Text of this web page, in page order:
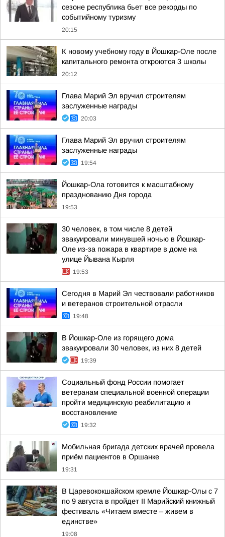
сезоне республика бьет все рекорды по
событийному туризму
20:15
К новому учебному году в Йошкар-Оле после
капитального ремонта откроются 3 школы
20:12
Глава Марий Эл вручил строителям
заслуженные награды
20:03
Глава Марий Эл вручил строителям
заслуженные награды
19:54
Йошкар-Ола готовится к масштабному
празднованию Дня города
19:53
30 человек, в том числе 8 детей
эвакуировали минувшей ночью в Йошкар-
Оле из-за пожара в квартире в доме на
улице Йывана Кырля
19:53
Сегодня в Марий Эл чествовали работников
и ветеранов строительной отрасли
19:48
В Йошкар-Оле из горящего дома
эвакуировали 30 человек, из них 8 детей
19:39
Социальный фонд России помогает
ветеранам специальной военной операции
пройти медицинскую реабилитацию и
восстановление
19:32
Мобильная бригада детских врачей провела
приём пациентов в Оршанке
19:31
В Царевококшайском кремле Йошкар-Олы с 7
по 9 августа в пройдет II Марийский книжный
фестиваль «Читаем вместе – живем в
единстве»
19:08